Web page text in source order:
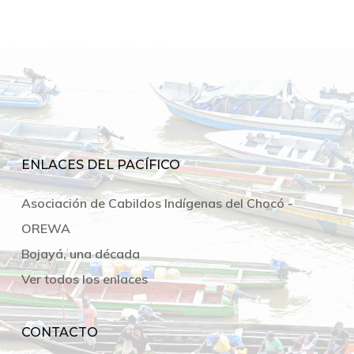
ENLACES DEL PACÍFICO
Asociación de Cabildos Indígenas del Chocó -
OREWA
Bojayá, una década
Ver todos los enlaces
CONTACTO